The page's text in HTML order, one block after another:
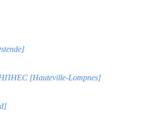
[Hauteville-Lompnes]